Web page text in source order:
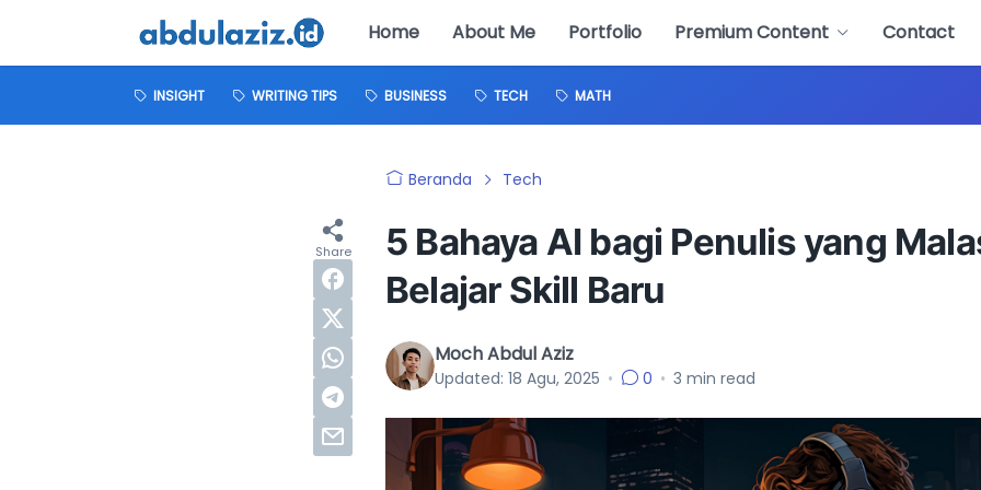
Home About Me Portfolio Premium Content Contact
INSIGHT WRITING TIPS BUSINESS TECH MATH
Beranda Tech
5 Bahaya AI bagi Penulis yang
Belajar Skill Baru
Moch Abdul Aziz
Updated: 18 Agu, 2025 • 0 • 3 min read